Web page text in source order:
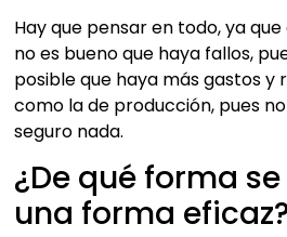
Hay que pensar en todo, ya
no es bueno que haya fallos,
posible que haya más gastos y
como la de producción, pues
seguro nada.
¿De qué forma
una forma